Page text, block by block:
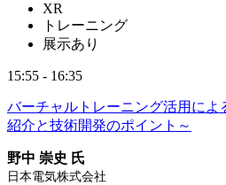
XR
トレーニング
展示あり
15:55 - 16:35
バーチャルトレーニング活用に
紹介と技術開発のポイント～
野中 崇史 氏
日本電気株式会社